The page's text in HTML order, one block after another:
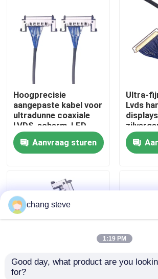
Producten
Over ons
Kwaliteitscontrole
Contacteer ons
Draadboom
op maat gemaakte
LVDS-kabels
Hoogprecisie
aangepaste kabel voor
ultradunne coaxiale
LVDS-scherm, LED-
scherm verzilverde
draadoplossingen
Aanvraag sturen
Ultra-
Lvds
LVDS-kabel 1-5m UL
chang steve
1:19 PM
Good day, what product are you
for?